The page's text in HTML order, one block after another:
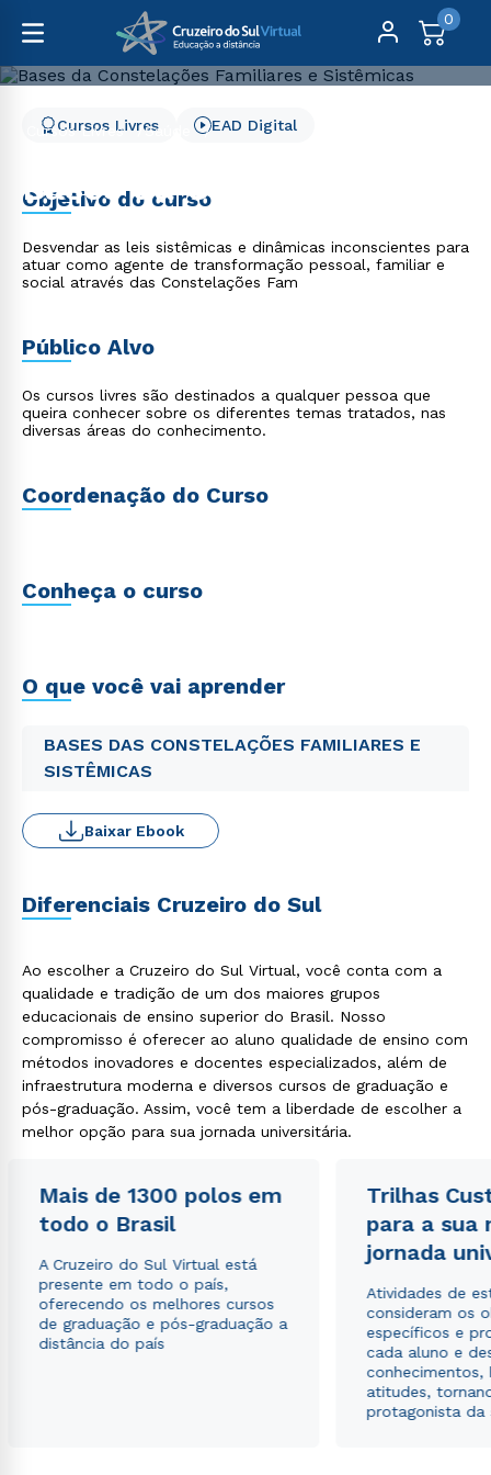
0
Cursos Livres
Saúde
Bases da Constelações
Familiares e Sistêmicas
Cursos Livres EAD Digital
Objetivo do curso
Desvendar as leis sistêmicas e dinâmicas inconscientes para
atuar como agente de transformação pessoal, familiar e
social através das Constelações Fam
Público Alvo
Os cursos livres são destinados a qualquer pessoa que
queira conhecer sobre os diferentes temas tratados, nas
diversas áreas do conhecimento.
Coordenação do Curso
Conheça o curso
O que você vai aprender
BASES DAS CONSTELAÇÕES FAMILIARES E
SISTÊMICAS
Baixar Ebook
Diferenciais Cruzeiro do Sul
Ao escolher a Cruzeiro do Sul Virtual, você conta com a
qualidade e tradição de um dos maiores grupos
educacionais de ensino superior do Brasil. Nosso
compromisso é oferecer ao aluno qualidade de ensino com
métodos inovadores e docentes especializados, além de
infraestrutura moderna e diversos cursos de graduação e
pós-graduação. Assim, você tem a liberdade de escolher a
melhor opção para sua jornada universitária.
Mais de 1300 polos em
todo o Brasil
A Cruzeiro do Sul Virtual está
presente em todo o país,
oferecendo os melhores cursos
de graduação e pós-graduação a
distância do país
Trilhas
para a sua
jornada
Atividades de
consideram os
específicos e
cada aluno e
conhecimentos,
atitudes,
protagonista da